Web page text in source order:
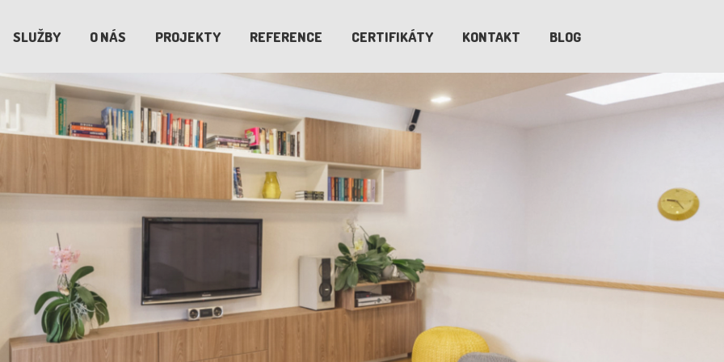
SLUŽBY O NÁS PROJEKTY REFERENCE CERTIFIKÁTY KONTAKT BLOG